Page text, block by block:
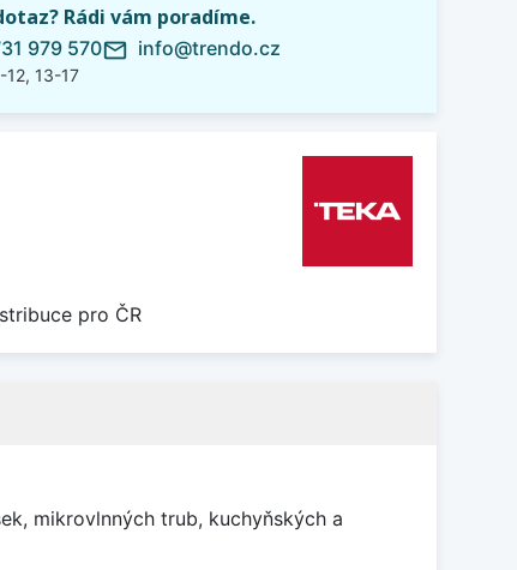
Rádi vám poradíme.
979 570
12, 13-17
mail_outline info@trendo.cz
pro ČR
mikrovlnných trub, kuchyňských a